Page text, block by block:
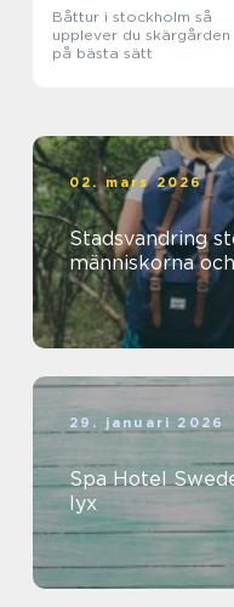
Båttur i stockholm så
upplever du skärgården
på bästa sätt
02. mars 2026
Stadsvandring
människorna
29. januari 2026
Spa Hotel
lyx